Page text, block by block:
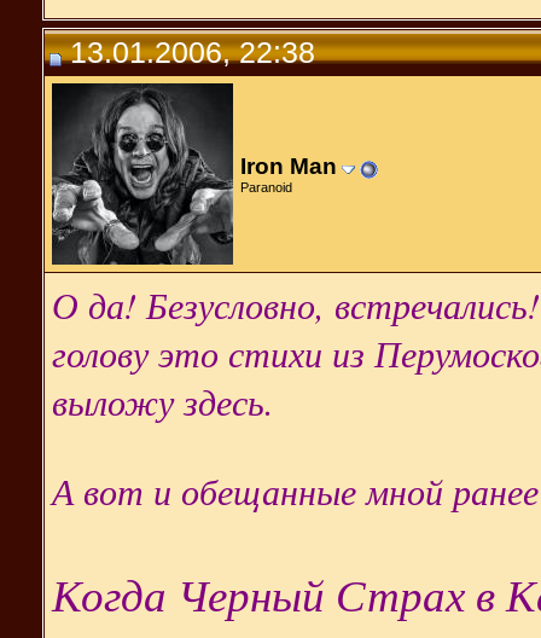
13.01.2006, 22:38
Iron Man
Paranoid
О да! Безусловно,
голову это стихи из
выложу здесь.
А вот и обещанные мной
Когда Черный Страх в